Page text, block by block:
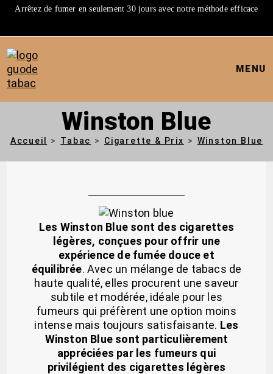
Arrêtez de fumer en seulement 30 jours avec notre méthode efficace
MENU
Winston Blue
Accueil > Tabac > Cigarette & Prix > Winston Blue
Les Winston Blue sont des cigarettes
légères, conçues pour offrir une
expérience de fumée douce et
équilibrée. Avec un mélange de tabacs de
haute qualité, elles procurent une saveur
subtile et modérée, idéale pour les
fumeurs qui préfèrent une option moins
intense mais toujours satisfaisante. Les
Winston Blue sont particulièrement
appréciées par les fumeurs qui
privilégient des cigarettes légères